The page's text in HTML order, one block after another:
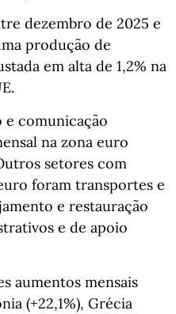
dezembro de 2025 e
produção de
em alta de 1,2% na
e comunicação
na zona euro
setores com
foram transportes e
e restauração
e de apoio
aumentos mensais
(+22,1%), Grécia